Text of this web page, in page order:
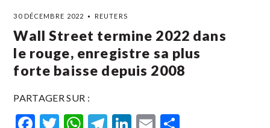
30 DÉCEMBRE 2022 REUTERS
Wall Street termine 2022 dans
le rouge, enregistre sa plus
forte baisse depuis 2008
PARTAGER SUR :